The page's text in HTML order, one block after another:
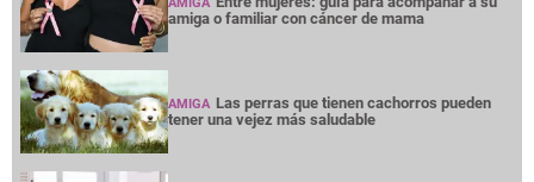
AMIGA
amiga o familiar con cáncer de mama
AMIGA Las perras que tienen cachorros pueden
tener una vejez más saludable